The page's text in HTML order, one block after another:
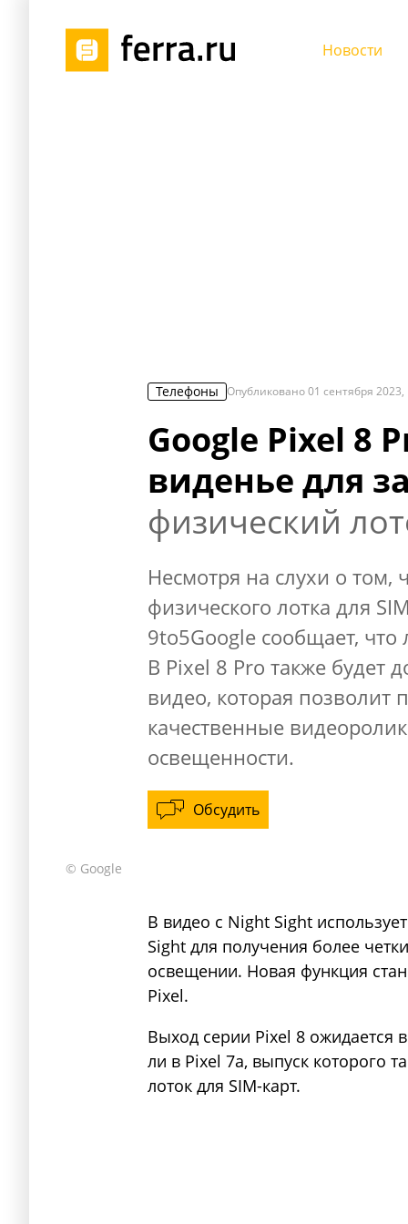
Новости
Телефоны Опубликовано01 сентября 2023,
Google Pixel 8
виденье для
физический
Несмотря на слухи о том,
физического лотка для
9to5Google сообщает, что
В Pixel 8 Pro также будет
видео, которая позволит
качественные
освещенности.
Обсудить
© Google
В видео с Night Sight
Sight для получения более
освещении. Новая функция
Pixel.
Выход серии Pixel 8 ожидается
ли в Pixel 7a, выпуск которого
лоток для SIM-карт.